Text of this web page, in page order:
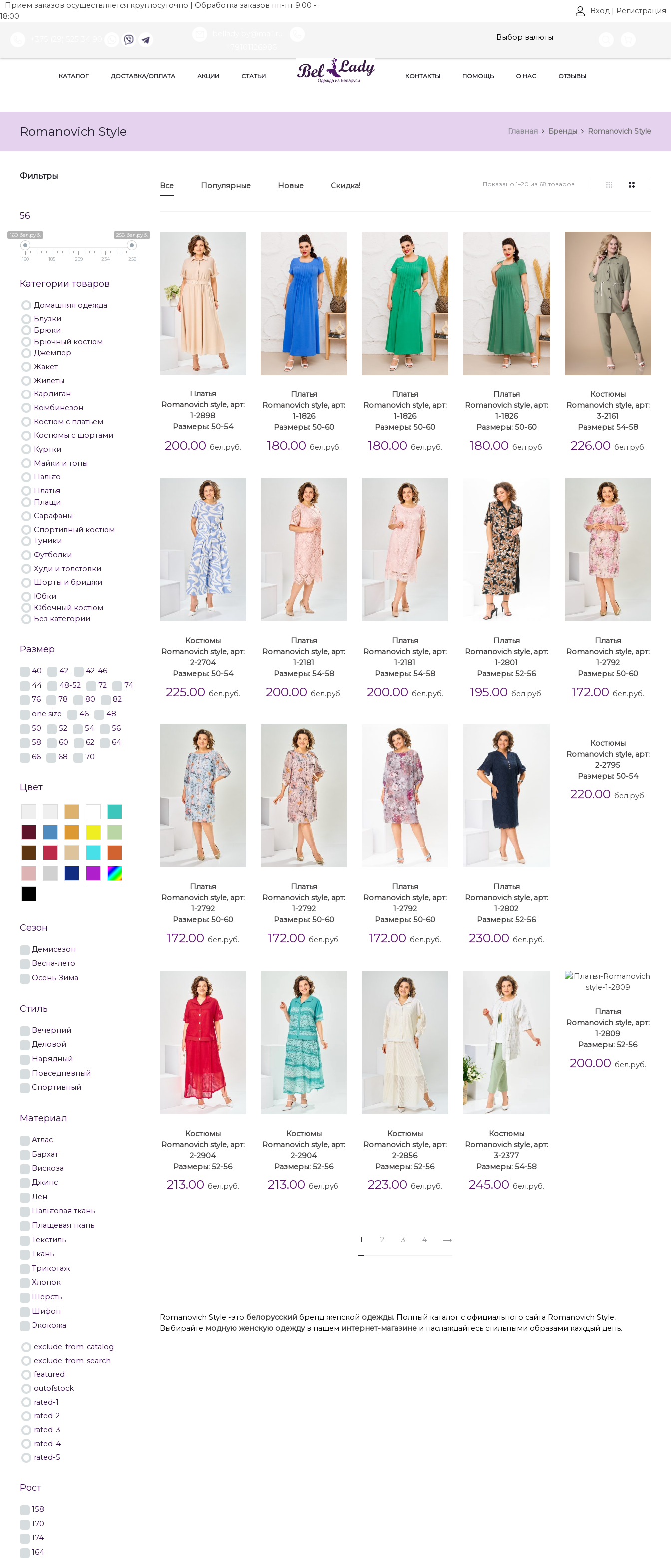
Прием заказов осуществляется круглосуточно | Обработка заказов пн-пт 9:00 -
18:00
Вход | Регистрация
Выбор валюты
КАТАЛОГ ДОСТАВКА/ОПЛАТА АКЦИИ СТАТЬИ КОНТАКТЫ ПОМОЩЬ О НАС ОТЗЫВЫ
Romanovich Style Главная Бренды Romanovich Style
Все Популярные Новые Скидка! Показано 1–20 из 68 товаров
Платья
Romanovich style, арт:
1-2898
Размеры: 50-54
200.00 бел.руб.
Платья
Romanovich style, арт:
1-1826
Размеры: 50-60
180.00 бел.руб.
Платья
Romanovich style, арт:
1-1826
Размеры: 50-60
180.00 бел.руб.
Платья
Romanovich style, арт:
1-1826
Размеры: 50-60
180.00 бел.руб.
Костюмы
Romanovich style, арт:
3-2161
Размеры: 54-58
226.00 бел.руб.
Костюмы
Romanovich style, арт:
2-2704
Размеры: 50-54
225.00 бел.руб.
Платья
Romanovich style, арт:
1-2181
Размеры: 54-58
200.00 бел.руб.
Платья
Romanovich style, арт:
1-2181
Размеры: 54-58
200.00 бел.руб.
Платья
Romanovich style, арт:
1-2801
Размеры: 52-56
195.00 бел.руб.
Платья
Romanovich style, арт:
1-2792
Размеры: 50-60
172.00 бел.руб.
Платья
Romanovich style, арт:
1-2792
Размеры: 50-60
172.00 бел.руб.
Платья
Romanovich style, арт:
1-2792
Размеры: 50-60
172.00 бел.руб.
Платья
Romanovich style, арт:
1-2792
Размеры: 50-60
172.00 бел.руб.
Платья
Romanovich style, арт:
1-2802
Размеры: 52-56
230.00 бел.руб.
Костюмы
Romanovich style, арт:
2-2795
Размеры: 50-54
220.00 бел.руб.
Костюмы
Romanovich style, арт:
2-2904
Размеры: 52-56
213.00 бел.руб.
Костюмы
Romanovich style, арт:
2-2904
Размеры: 52-56
213.00 бел.руб.
Костюмы
Romanovich style, арт:
2-2856
Размеры: 52-56
223.00 бел.руб.
Костюмы
Romanovich style, арт:
3-2377
Размеры: 54-58
245.00 бел.руб.
Платья
Romanovich style, арт:
1-2809
Размеры: 52-56
200.00 бел.руб.
1 2 3 4
Romanovich Style -это белорусский бренд женской одежды. Полный каталог с официального сайта Romanovich Style.
Выбирайте модную женскую одеждув нашем интернет-магазине и наслаждайтесь стильными образами каждый день.
Фильтры
56
160 бел.руб. 258 бел.руб.
160 185 209 234 258
Категории товаров
Домашняя одежда
Блузки
Брюки
Брючный костюм
Джемпер
Жакет
Жилеты
Кардиган
Комбинезон
Костюм с платьем
Костюмы с шортами
Куртки
Майки и топы
Пальто
Платья
Плащи
Сарафаны
Спортивный костюм
Туники
Футболки
Худи и толстовки
Шорты и бриджи
Юбки
Юбочный костюм
Без категории
Размер
40 42
42-46
44
48-52 72
74
76
78 80
82
one size
46
48
50
52 54
56
58
60 62
64
66
68 70
Цвет
Сезон
Демисезон
Весна-лето
Осень-Зима
Стиль
Вечерний
Деловой
Нарядный
Повседневный
Спортивный
Материал
Атлас
Бархат
Вискоза
Джинс
Лен
Пальтовая ткань
Плащевая ткань
Текстиль
Ткань
Трикотаж
Хлопок
Шерсть
Шифон
Экокожа
exclude-from-catalog
exclude-from-search
featured
outofstock
rated-1
rated-2
rated-3
rated-4
rated-5
Рост
158
170
174
164